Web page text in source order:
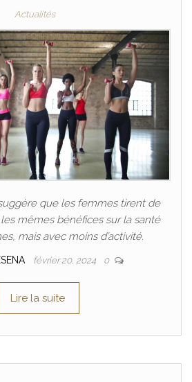
Actualités
que les femmes tirent de
mêmes bénéfices sur la santé
mais avec moins d’activité.
février 20, 2024 0
Lire la suite